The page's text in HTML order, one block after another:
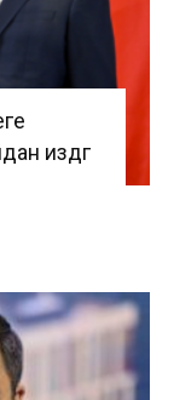
издөөгө